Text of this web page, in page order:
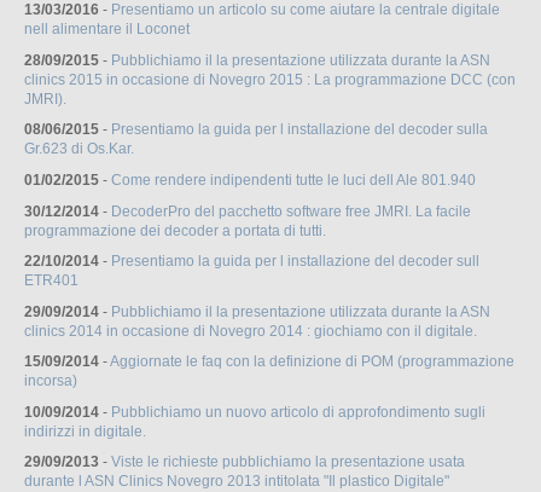
13/03/2016 - Presentiamo un articolo su come aiutare la centrale digitale
nell alimentare il Loconet
28/09/2015 - Pubblichiamo il la presentazione utilizzata durante la ASN
clinics 2015 in occasione di Novegro 2015 : La programmazione DCC (con
JMRI).
08/06/2015 - Presentiamo la guida per l installazione del decoder sulla
Gr.623 di Os.Kar.
01/02/2015 - Come rendere indipendenti tutte le luci dell Ale 801.940
30/12/2014 - DecoderPro del pacchetto software free JMRI. La facile
programmazione dei decoder a portata di tutti.
22/10/2014 - Presentiamo la guida per l installazione del decoder sull
ETR401
29/09/2014 - Pubblichiamo il la presentazione utilizzata durante la ASN
clinics 2014 in occasione di Novegro 2014 : giochiamo con il digitale.
15/09/2014 -Aggiornate le faq con la definizione di POM (programmazione
incorsa)
10/09/2014 - Pubblichiamo un nuovo articolo di approfondimento sugli
indirizzi in digitale.
29/09/2013 - Viste le richieste pubblichiamo la presentazione usata
durante l ASN Clinics Novegro 2013 intitolata "Il plastico Digitale"